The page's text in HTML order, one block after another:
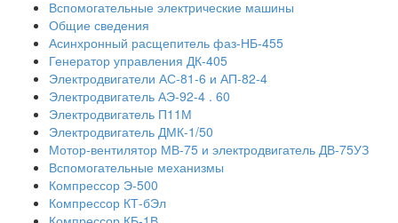
Вспомогательные электрические машины
Общие сведения
Асинхронный расщепитель фаз-НБ-455
Генератор управления ДК-405
Электродвигатели АС-81-6 и АП-82-4
Электродвигатель АЭ-92-4 . 60
Электродвигатель П11М
Электродвигатель ДМК-1/50
Мотор-вентилятор МВ-75 и электродвигатель ДВ-75УЗ
Вспомогательные механизмы
Компрессор Э-500
Компрессор КТ-бЭл